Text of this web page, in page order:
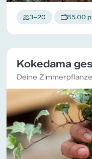
3–20 85.00
Kokedama
Deine